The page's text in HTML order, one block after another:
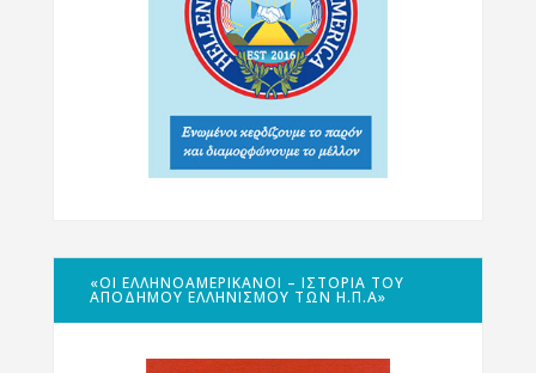
«ΟΙ ΕΛΛΗΝΟΑΜΕΡΙΚΑΝΟΊ – ΙΣΤΟΡΊΑ ΤΟΥ
ΑΠΌΔΗΜΟΥ ΕΛΛΗΝΙΣΜΟΎ ΤΩΝ Η.Π.Α»